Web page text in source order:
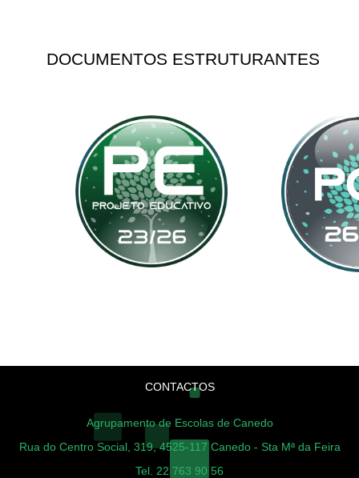
DOCUMENTOS ESTRUTURANTES
CONTACTOS
Agrupamento de Escolas de Canedo
Rua do Centro Social, 319, 4525-117 Canedo - Sta Mª da Feira
Tel. 22 763 90 56